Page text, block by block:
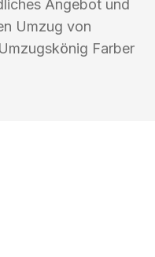
Angebot und
Umzug von
Farber